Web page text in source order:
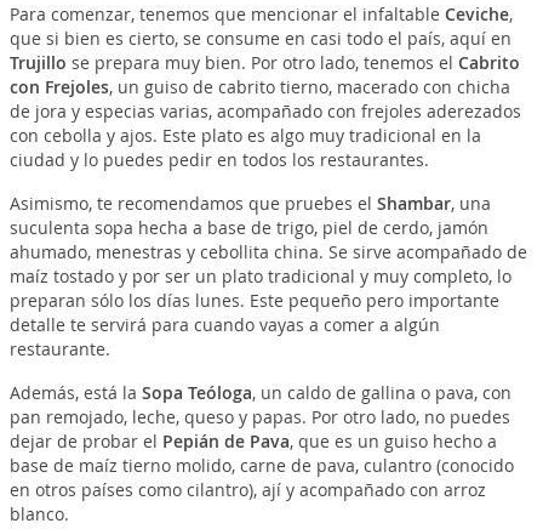
Para comenzar, tenemos que mencionar el infaltable Ceviche,
que si bien es cierto, se consume en casi todo el país, aquí en
Trujillo se prepara muy bien. Por otro lado, tenemos el Cabrito
con Frejoles, un guiso de cabrito tierno, macerado con chicha
de jora y especias varias, acompañado con frejoles aderezados
con cebolla y ajos. Este plato es algo muy tradicional en la
ciudad y lo puedes pedir en todos los restaurantes.
Asimismo, te recomendamos que pruebes el Shambar, una
suculenta sopa hecha a base de trigo, piel de cerdo, jamón
ahumado, menestras y cebollita china. Se sirve acompañado de
maíz tostado y por ser un plato tradicional y muy completo, lo
preparan sólo los días lunes. Este pequeño pero importante
detalle te servirá para cuando vayas a comer a algún
restaurante.
Además, está la Sopa Teóloga, un caldo de gallina o pava, con
pan remojado, leche, queso y papas. Por otro lado, no puedes
dejar de probar el Pepián de Pava, que es un guiso hecho a
base de maíz tierno molido, carne de pava, culantro (conocido
en otros países como cilantro), ají y acompañado con arroz
blanco.